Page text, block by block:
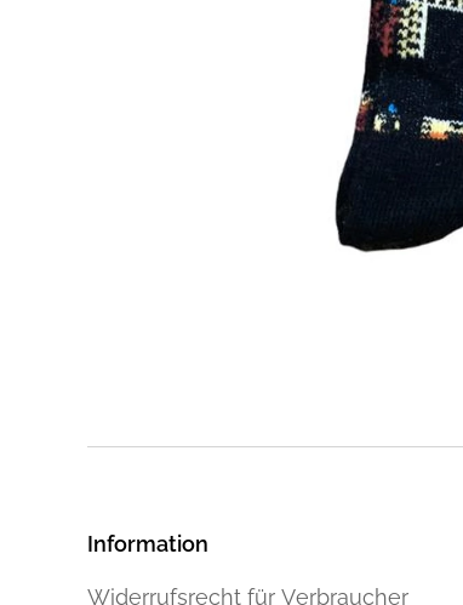
Information
Widerrufsrecht für Verbraucher